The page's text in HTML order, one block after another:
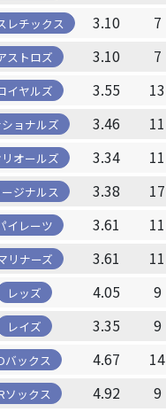
レチックス 3.10 7
ストロズ 3.10 7
イヤルズ 3.55 13
ョナルズ 3.46 11
オールズ 3.34 11
ジナルス 3.38 17
イレーツ 3.61 11
リナーズ 3.61 11
レッズ 4.05 9
レイズ 3.35 9
バックス 4.67 14
ソックス 4.92 9